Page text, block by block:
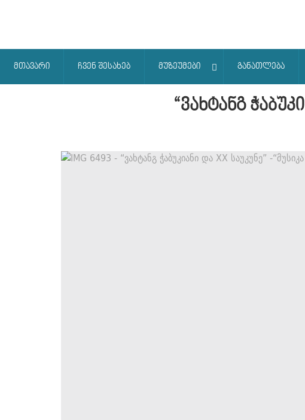
მთავარი ჩვენ შესახებ მუზეუმები განათლება
“ვახტანგ